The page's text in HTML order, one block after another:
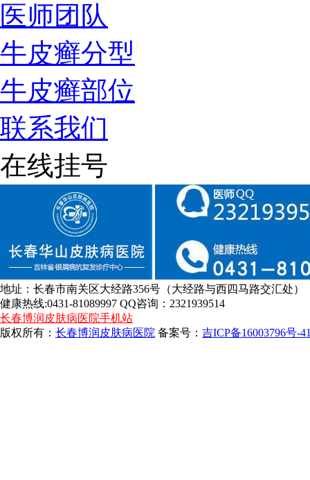
医师团队
牛皮癣分型
牛皮癣部位
联系我们
在线挂号
地址：长春市南关区大经路356号（大经路与西四马路交汇处）
健康热线:0431-81089997 QQ咨询：2321939514
长春博润皮肤病医院手机站
版权所有： 长春博润皮肤病医院 备案号： 吉ICP备16003796号-